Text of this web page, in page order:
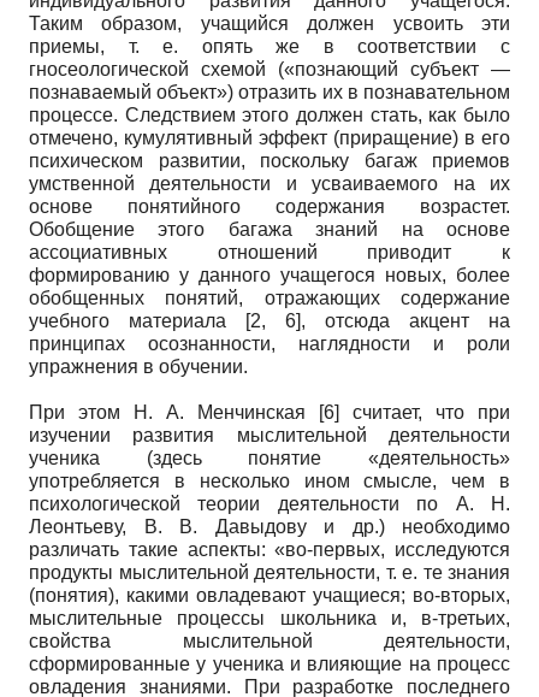
Таким образом, учащийся должен усвоить эти
приемы, т. е. опять же в соответствии с
гносеологической схемой («познающий субъект —
познаваемый объект») отразить их в познавательном
процессе. Следствием этого должен стать, как было
отмечено, кумулятивный эффект (приращение) в его
психическом развитии, поскольку багаж приемов
умственной деятельности и усваиваемого на их
основе понятийного содержания возрастет.
Обобщение этого багажа знаний на основе
ассоциативных отношений приводит к
формированию у данного учащегося новых, более
обобщенных понятий, отражающих содержание
учебного материала [2, 6], отсюда акцент на
принципах осознанности, наглядности и роли
упражнения в обучении.
При этом Н. А. Менчинская [6] считает, что при
изучении развития мыслительной деятельности
ученика (здесь понятие «деятельность»
употребляется в несколько ином смысле, чем в
психологической теории деятельности по А. Н.
Леонтьеву, В. В. Давыдову и др.) необходимо
различать такие аспекты: «во-первых, исследуются
продукты мыслительной деятельности, т. е. те знания
(понятия), какими овладевают учащиеся; во-вторых,
мыслительные процессы школьника и, в-третьих,
свойства мыслительной деятельности,
сформированные у ученика и влияющие на процесс
овладения знаниями. При разработке последнего